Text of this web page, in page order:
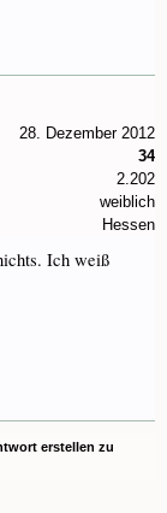
28. Dezember 2012
34
2.202
weiblich
Hessen
Ich weiß
erstellen zu